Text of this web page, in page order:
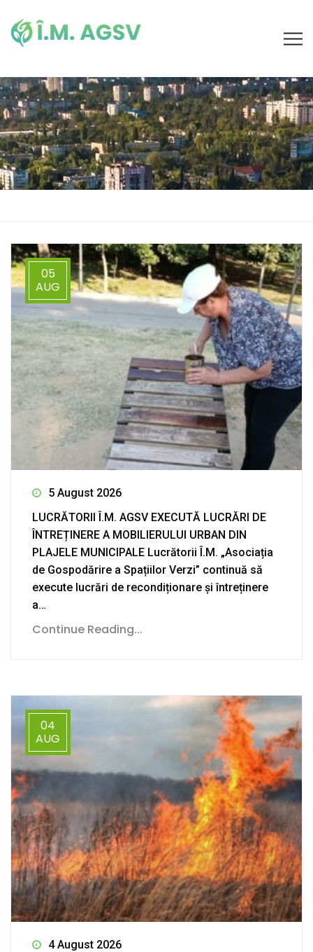
05
AUG
5 August 2026
LUCRĂTORII Î.M. AGSV EXECUTĂ LUCRĂRI DE
ÎNTREȚINERE A MOBILIERULUI URBAN DIN
PLAJELE MUNICIPALE Lucrătorii Î.M. „Asociația
de Gospodărire a Spațiilor Verzi” continuă să
execute lucrări de recondiționare și întreținere
a…
Continue Reading...
04
AUG
4 August 2026